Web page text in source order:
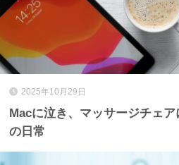
2025年10月29日
Macに泣き、マッサージチェ
の日常